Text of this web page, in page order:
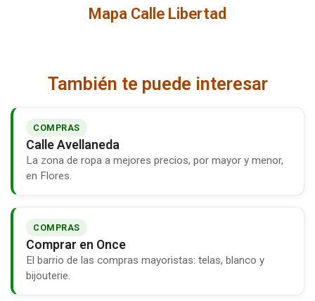
Mapa Calle Libertad
También te puede interesar
COMPRAS
Calle Avellaneda
La zona de ropa a mejores precios, por mayor y menor,
en Flores.
COMPRAS
Comprar en Once
El barrio de las compras mayoristas: telas, blanco y
bijouterie.